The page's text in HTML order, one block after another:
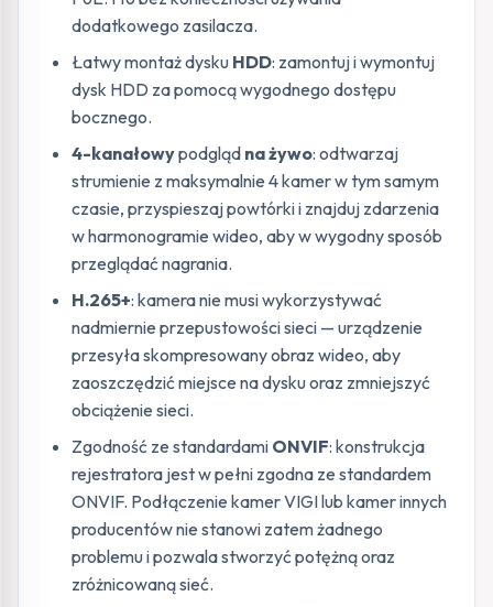
dodatkowego zasilacza.
Łatwy montaż dysku HDD: zamontuj i wymontuj
dysk HDD za pomocą wygodnego dostępu
bocznego.
4-kanałowypodgląd na żywo: odtwarzaj
strumienie z maksymalnie 4 kamer w tym samym
czasie, przyspieszaj powtórki i znajduj zdarzenia
w harmonogramie wideo, aby w wygodny sposób
przeglądać nagrania.
H.265+: kamera nie musi wykorzystywać
nadmiernie przepustowości sieci — urządzenie
przesyła skompresowany obraz wideo, aby
zaoszczędzić miejsce na dysku oraz zmniejszyć
obciążenie sieci.
Zgodność ze standardami ONVIF: konstrukcja
rejestratora jest w pełni zgodna ze standardem
ONVIF. Podłączenie kamer VIGI lub kamer innych
producentów nie stanowi zatem żadnego
problemu i pozwala stworzyć potężną oraz
zróżnicowaną sieć.